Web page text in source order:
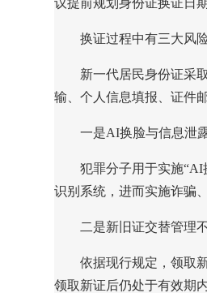
议提前规划身份证换证日
换证过程中有三大风
新一代居民身份证采
输、个人信息填报、证件
一是AI换脸与信息泄露
犯罪分子用于实施
识别系统，进而实施诈骗
二是新旧证交替管理不
依据现行规定，领取
领取新证后仍处于有效期